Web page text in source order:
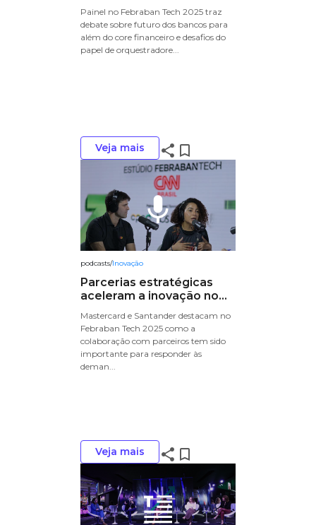
Painel no Febraban Tech 2025 traz
debate sobre futuro dos bancos para
além do core financeiro e desafios do
papel de orquestradore...
Veja mais share bookmark_border
mic
podcasts/Inovação
Parcerias estratégicas
aceleram a inovação no...
Mastercard e Santander destacam no
Febraban Tech 2025 como a
colaboração com parceiros tem sido
importante para responder às
deman...
Veja mais share bookmark_border